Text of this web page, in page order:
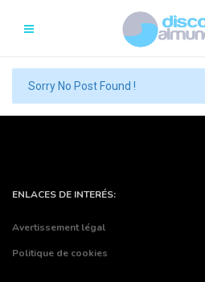
Sorry No Post Found !
ENLACES DE INTERÉS:
Avertissement légal
Politique de cookies